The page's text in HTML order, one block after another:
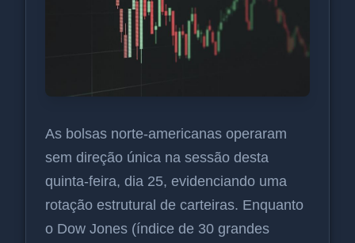
As bolsas norte-americanas operaram
sem direção única na sessão desta
quinta-feira, dia 25, evidenciando uma
rotação estrutural de carteiras. Enquanto
o Dow Jones (índice de 30 grandes